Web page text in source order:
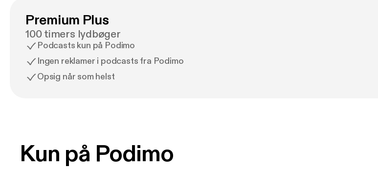
Premium Plus
100 timers lydbøger
Podcasts kun på Podimo
Ingen reklamer i podcasts fra Podimo
Opsig når som helst
Kun på Podimo